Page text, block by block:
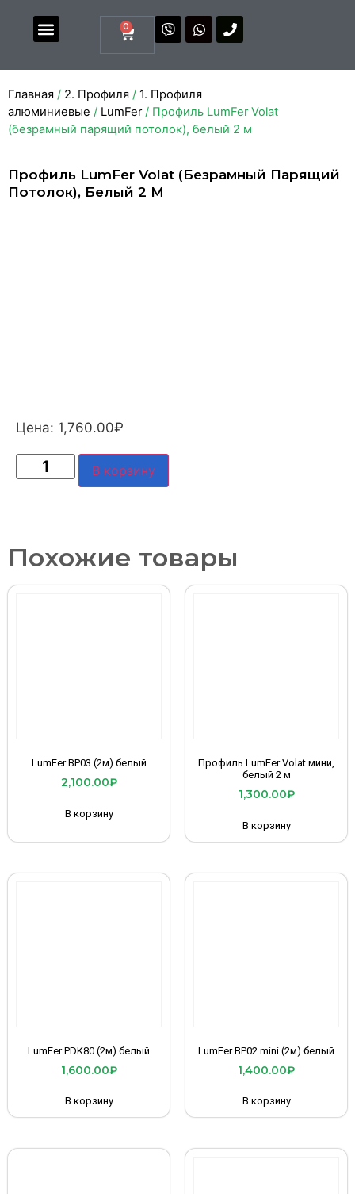
0
Главная / 2. Профиля / 1. Профиля
алюминиевые / LumFer/ Профиль LumFer Volat
(безрамный парящий потолок), белый 2 м
Профиль LumFer Volat (безрамный Парящий
Потолок), Белый 2 М
Цена: 1,760.00₽
В корзину
Похожие товары
LumFer BP03 (2м) белый
2,100.00₽
В корзину
Профиль LumFer Volat мини,
белый 2 м
1,300.00₽
В корзину
LumFer PDK80 (2м) белый
1,600.00₽
В корзину
LumFer BP02 mini (2м) белый
1,400.00₽
В корзину